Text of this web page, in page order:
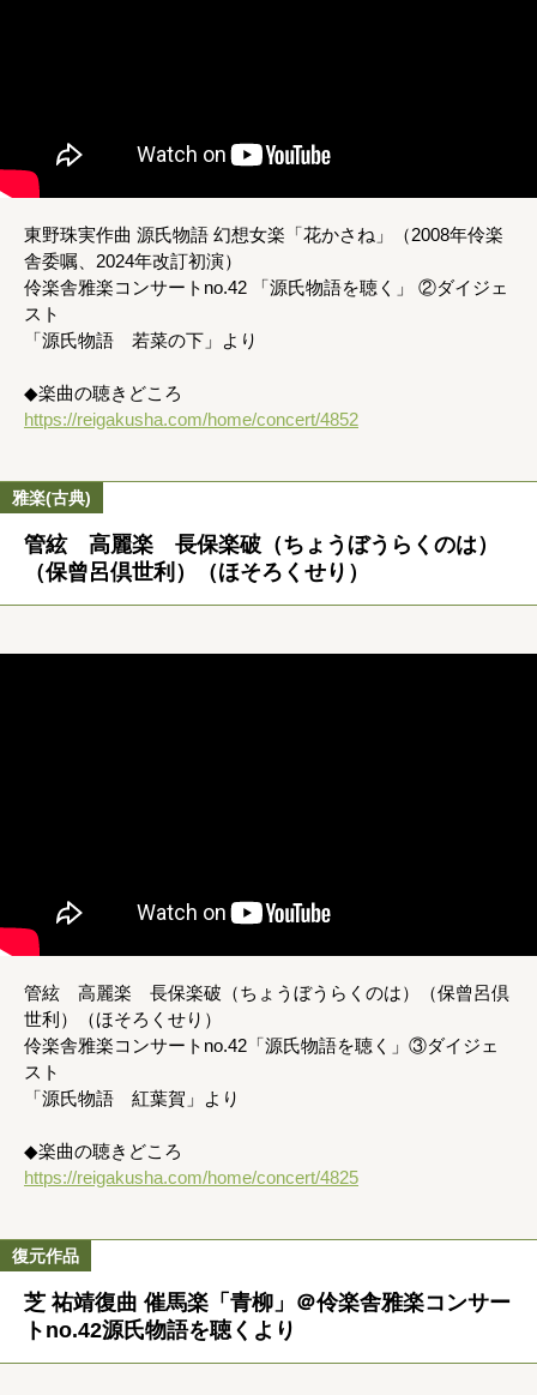
東野珠実作曲 源氏物語 幻想女楽「花かさね」（2008年伶楽
舎委嘱、2024年改訂初演）
伶楽舎雅楽コンサートno.42 「源氏物語を聴く」 ②ダイジェ
スト
「源氏物語 若菜の下」より
◆楽曲の聴きどころ
https://reigakusha.com/home/concert/4852
雅楽(古典)
管絃 高麗楽 長保楽破（ちょうぼうらくのは）
（保曾呂倶世利）（ほそろくせり）
管絃 高麗楽 長保楽破（ちょうぼうらくのは）（保曾呂倶
世利）（ほそろくせり）
伶楽舎雅楽コンサートno.42「源氏物語を聴く」③ダイジェ
スト
「源氏物語 紅葉賀」より
◆楽曲の聴きどころ
https://reigakusha.com/home/concert/4825
復元作品
芝 祐靖復曲 催馬楽「青柳」＠伶楽舎雅楽コンサー
トno.42源氏物語を聴くより